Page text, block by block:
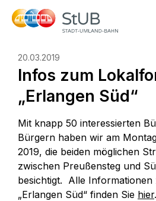
20.03.2019
Infos zum
„Erlangen Süd“
Mit knapp 50 interessierten
Bürgern haben wir am
2019, die beiden möglichen
zwischen Preußensteg und
besichtigt. Alle
„Erlangen Süd“ finden Sie hier.